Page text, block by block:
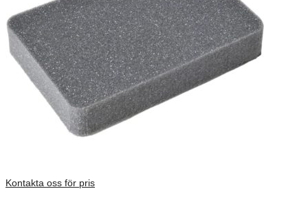
Kontakta oss för pris